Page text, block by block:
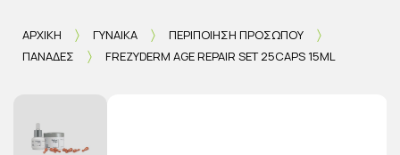
ΑΡΧΙΚΉ ΓΥΝΑΊΚΑ
ΠΕΡΙΠΟΊΗΣΗ ΠΡΟΣΏΠΟΥ
ΠΑΝΆΔΕΣ
FREZYDERM AGE REPAIR SET 25CAPS 15ML